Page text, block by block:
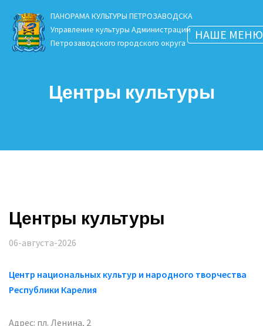
ПАНОРАМА КУЛЬТУРЫ ПЕТРОЗАВОДСКА
Управление культуры Администрации
Петрозаводского городского округа
НАШЕ
Центры культуры
Центры культуры
06-августа-2026
Центр национальных культур и народного творчества
Республики Карелия
Адрес: пл. Ленина, 2